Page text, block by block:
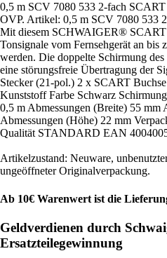
0,5 m SCV 7080 533 2-fach
OVP. Artikel: 0,5 m SCV 7080 533
Mit diesem SCHWAIGER®
Tonsignale vom Fernsehgerät an bis
werden. Die doppelte Schirmung
eine störungsfreie Übertragung der
Stecker (21-pol.) 2 x SCART
Kunststoff Farbe Schwarz
0,5 m Abmessungen (Breite) 55 mm
Abmessungen (Höhe) 22 mm
Qualität STANDARD EAN
Artikelzustand: Neuware,
ungeöffneter Originalverpackung.
Ab 10€ Warenwert ist die
Geldverdienen durch
Ersatzteilegewinnung